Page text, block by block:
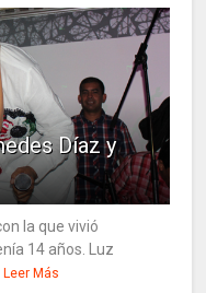
Díaz y
la que vivió
14 años. Luz
Leer Más